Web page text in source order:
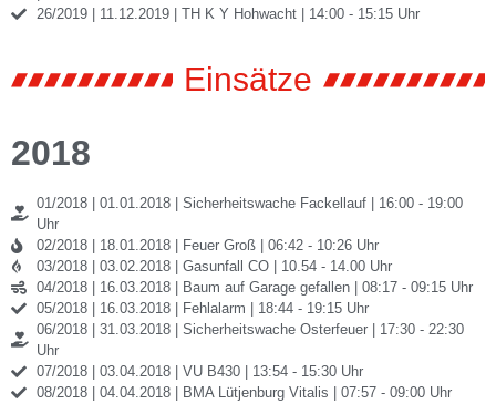
26/2019 | 11.12.2019 | TH K Y Hohwacht | 14:00 - 15:15 Uhr
Einsätze
2018
01/2018 | 01.01.2018 | Sicherheitswache Fackellauf | 16:00 - 19:00
Uhr
02/2018 | 18.01.2018 | Feuer Groß | 06:42 - 10:26 Uhr
03/2018 | 03.02.2018 | Gasunfall CO | 10.54 - 14.00 Uhr
04/2018 | 16.03.2018 | Baum auf Garage gefallen | 08:17 - 09:15 Uhr
05/2018 | 16.03.2018 | Fehlalarm | 18:44 - 19:15 Uhr
06/2018 | 31.03.2018 | Sicherheitswache Osterfeuer | 17:30 - 22:30
Uhr
07/2018 | 03.04.2018 | VU B430 | 13:54 - 15:30 Uhr
08/2018 | 04.04.2018 | BMA Lütjenburg Vitalis | 07:57 - 09:00 Uhr